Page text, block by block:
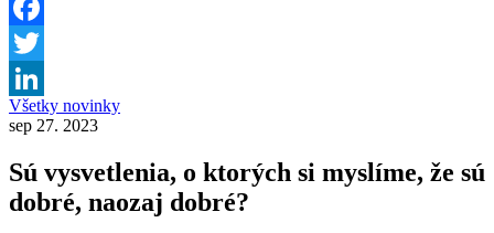
Facebook
Twitter
LinkedIn
Všetky novinky
sep 27. 2023
Sú vysvetlenia, o ktorých si myslíme, že sú
dobré, naozaj dobré?